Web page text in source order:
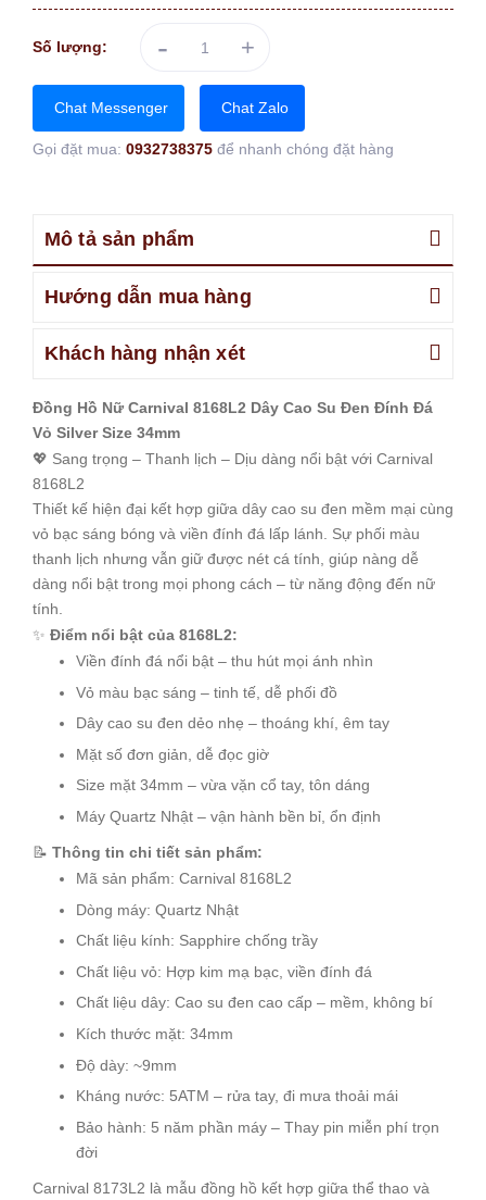
Số lượng: - +
Chat Messenger Chat Zalo
Gọi đặt mua: 0932738375 để nhanh chóng đặt hàng
Mô tả sản phẩm
Hướng dẫn mua hàng
Khách hàng nhận xét
Đồng Hồ Nữ Carnival 8168L2 Dây Cao Su Đen Đính Đá
Vỏ Silver Size 34mm
💖 Sang trọng – Thanh lịch – Dịu dàng nổi bật với Carnival
8168L2
Thiết kế hiện đại kết hợp giữa dây cao su đen mềm mại cùng
vỏ bạc sáng bóng và viền đính đá lấp lánh. Sự phối màu
thanh lịch nhưng vẫn giữ được nét cá tính, giúp nàng dễ
dàng nổi bật trong mọi phong cách – từ năng động đến nữ
tính.
✨ Điểm nổi bật của 8168L2:
Viền đính đá nổi bật – thu hút mọi ánh nhìn
Vỏ màu bạc sáng – tinh tế, dễ phối đồ
Dây cao su đen dẻo nhẹ – thoáng khí, êm tay
Mặt số đơn giản, dễ đọc giờ
Size mặt 34mm – vừa vặn cổ tay, tôn dáng
Máy Quartz Nhật – vận hành bền bỉ, ổn định
📝 Thông tin chi tiết sản phẩm:
Mã sản phẩm: Carnival 8168L2
Dòng máy: Quartz Nhật
Chất liệu kính: Sapphire chống trầy
Chất liệu vỏ: Hợp kim mạ bạc, viền đính đá
Chất liệu dây: Cao su đen cao cấp – mềm, không bí
Kích thước mặt: 34mm
Độ dày: ~9mm
Kháng nước: 5ATM – rửa tay, đi mưa thoải mái
Bảo hành: 5 năm phần máy – Thay pin miễn phí trọn
đời
Carnival 8173L2 là mẫu đồng hồ kết hợp giữa thể thao và